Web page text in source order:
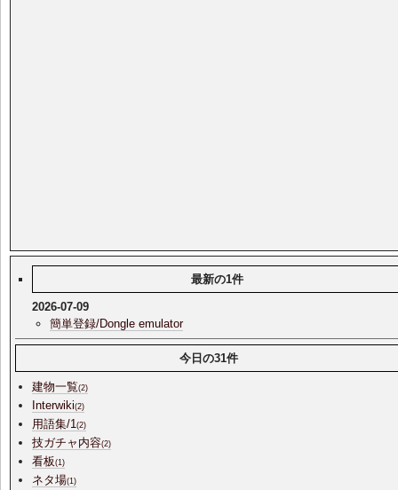
最新の1件
2026-07-09
簡単登録/Dongle emulator
今日の31件
建物一覧(2)
Interwiki(2)
用語集/1(2)
技ガチャ内容(2)
看板(1)
ネタ場(1)